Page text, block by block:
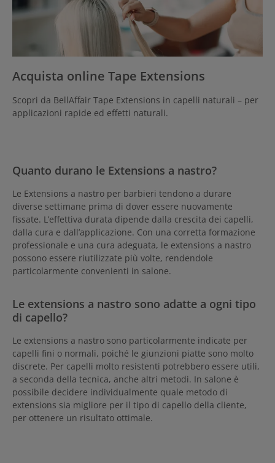
Acquista online Tape Extensions
Scopri da BellAffair Tape Extensions in capelli naturali – per
applicazioni rapide ed effetti naturali.
Quanto durano le Extensions a nastro?
Le Extensions a nastro per barbieri tendono a durare
diverse settimane prima di dover essere nuovamente
fissate. L’effettiva durata dipende dalla crescita dei capelli,
dalla cura e dall’applicazione. Con una corretta formazione
professionale e una cura adeguata, le extensions a nastro
possono essere riutilizzate più volte, rendendole
particolarmente convenienti in salone.
Le extensions a nastro sono adatte a ogni tipo
di capello?
Le extensions a nastro sono particolarmente indicate per
capelli fini o normali, poiché le giunzioni piatte sono molto
discrete. Per capelli molto resistenti potrebbero essere utili,
a seconda della tecnica, anche altri metodi. In salone è
possibile decidere individualmente quale metodo di
extensions sia migliore per il tipo di capello della cliente,
per ottenere un risultato ottimale.